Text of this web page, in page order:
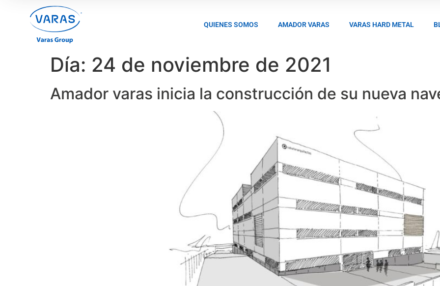
QUIENES SOMOS AMADOR VARAS VARAS HARD METAL
Día: 24 de noviembre de 2021
Amador varas inicia la construcción de su nueva